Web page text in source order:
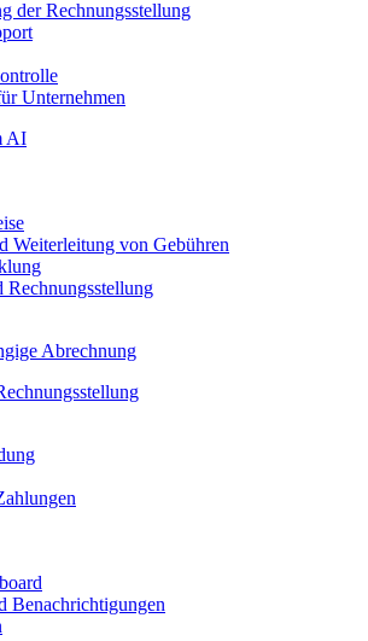
der Rechnungsstellung
Unternehmen
AI
Weiterleitung von Gebühren
Rechnungsstellung
Abrechnung
Benachrichtigungen